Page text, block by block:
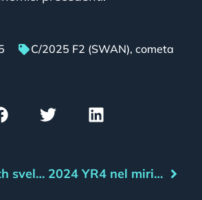
C/2025 F2 (SWAN), cometa
Gemini South svela la forma dell’asteroide 2024 YR4 2024 YR4 nel mirino del telescopio Gemini South